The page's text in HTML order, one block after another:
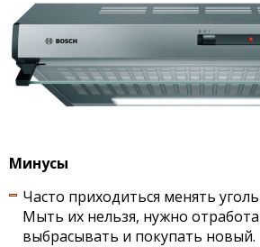
Минусы
Часто приходиться менять
Мыть их нельзя, нужно
выбрасывать и покупать новый.